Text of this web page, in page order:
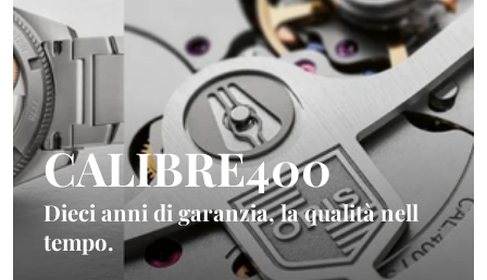
CALIBRE400
Dieci anni di garanzia, la qualità nell
tempo.